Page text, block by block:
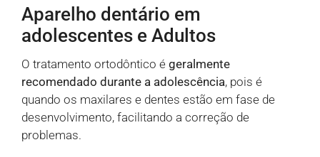
Aparelho dentário em
adolescentes e Adultos
O tratamento ortodôntico é geralmente
recomendado durante a adolescência, pois é
quando os maxilares e dentes estão em fase de
desenvolvimento, facilitando a correção de
problemas.